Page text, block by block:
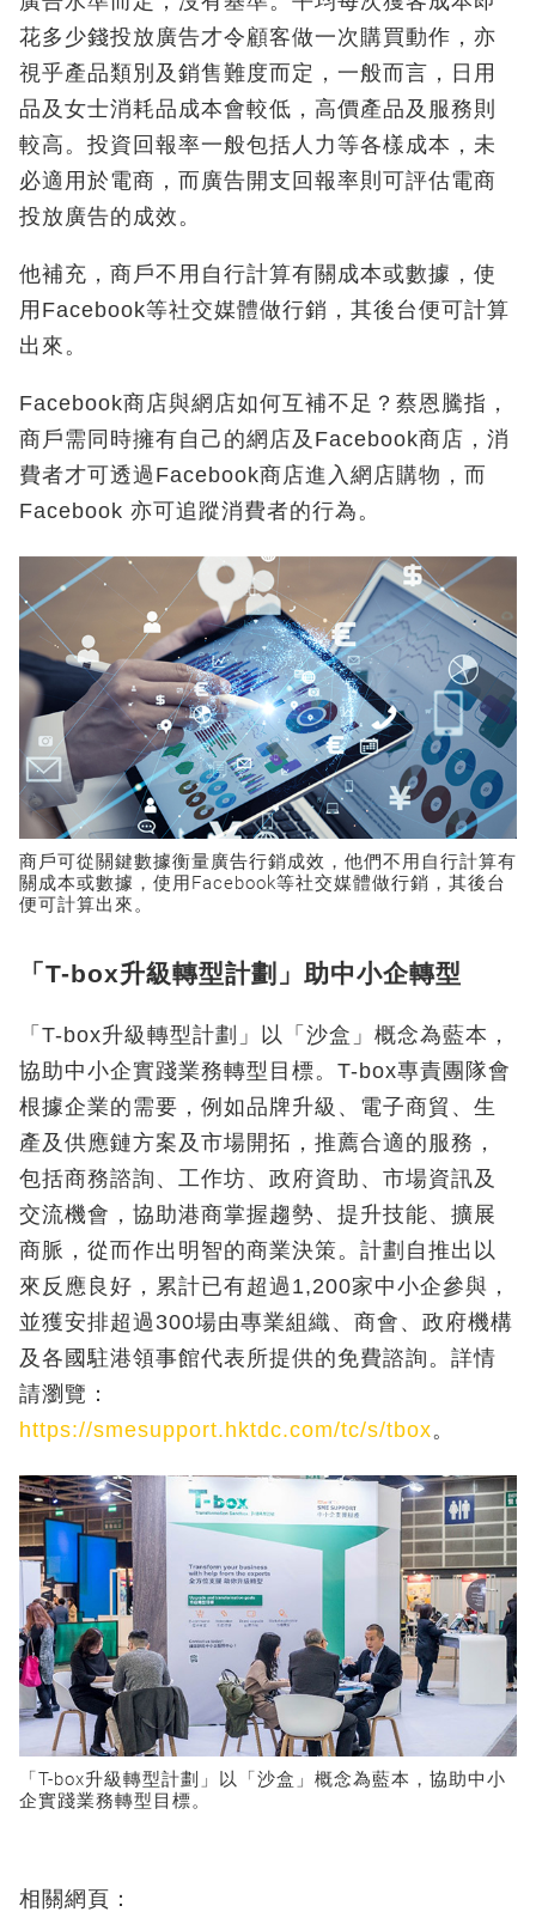
花多少錢投放廣告才令顧客做一次購買動作，亦
視乎產品類別及銷售難度而定，一般而言，日用
品及女士消耗品成本會較低，高價產品及服務則
較高。投資回報率一般包括人力等各樣成本，未
必適用於電商，而廣告開支回報率則可評估電商
投放廣告的成效。
他補充，商戶不用自行計算有關成本或數據，使
用Facebook等社交媒體做行銷，其後台便可計算
出來。
Facebook商店與網店如何互補不足？蔡恩騰指，
商戶需同時擁有自己的網店及Facebook商店，消
費者才可透過Facebook商店進入網店購物，而
Facebook 亦可追蹤消費者的行為。
商戶可從關鍵數據衡量廣告行銷成效，他們不用自行計算有
關成本或數據，使用Facebook等社交媒體做行銷，其後台
便可計算出來。
「T-box升級轉型計劃」助中小企轉型
「T-box升級轉型計劃」以「沙盒」概念為藍本，
協助中小企實踐業務轉型目標。T-box專責團隊會
根據企業的需要，例如品牌升級、電子商貿、生
產及供應鏈方案及市場開拓，推薦合適的服務，
包括商務諮詢、工作坊、政府資助、市場資訊及
交流機會，協助港商掌握趨勢、提升技能、擴展
商脈，從而作出明智的商業決策。計劃自推出以
來反應良好，累計已有超過1,200家中小企參與，
並獲安排超過300場由專業組織、商會、政府機構
及各國駐港領事館代表所提供的免費諮詢。詳情
請瀏覽：
https://smesupport.hktdc.com/tc/s/tbox。
「T-box升級轉型計劃」以「沙盒」概念為藍本，協助中小
企實踐業務轉型目標。
相關網頁：